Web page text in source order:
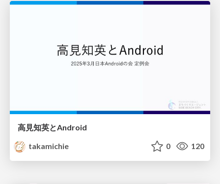
高見知英とAndroid
takamichie
0 120